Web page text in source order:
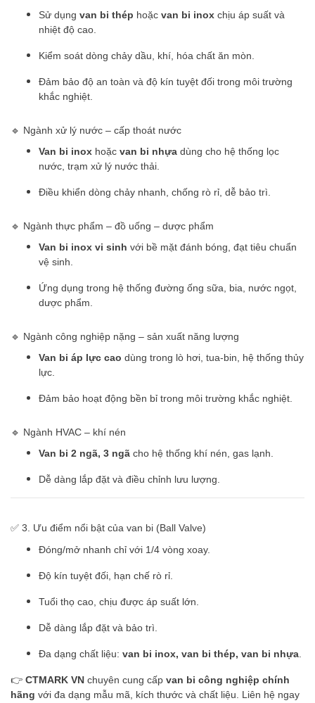
Sử dụng van bi thép hoặc van bi inox chịu áp suất và
nhiệt độ cao.
Kiểm soát dòng chảy dầu, khí, hóa chất ăn mòn.
Đảm bảo độ an toàn và độ kín tuyệt đối trong môi trường
khắc nghiệt.
🔹 Ngành xử lý nước – cấp thoát nước
Van bi inox hoặc van bi nhựa dùng cho hệ thống lọc
nước, trạm xử lý nước thải.
Điều khiển dòng chảy nhanh, chống rò rỉ, dễ bảo trì.
🔹 Ngành thực phẩm – đồ uống – dược phẩm
Van bi inox vi sinh với bề mặt đánh bóng, đạt tiêu chuẩn
vệ sinh.
Ứng dụng trong hệ thống đường ống sữa, bia, nước ngọt,
dược phẩm.
🔹 Ngành công nghiệp nặng – sản xuất năng lượng
Van bi áp lực cao dùng trong lò hơi, tua-bin, hệ thống thủy
lực.
Đảm bảo hoạt động bền bỉ trong môi trường khắc nghiệt.
🔹 Ngành HVAC – khí nén
Van bi 2 ngã, 3 ngã cho hệ thống khí nén, gas lạnh.
Dễ dàng lắp đặt và điều chỉnh lưu lượng.
✅ 3. Ưu điểm nổi bật của van bi (Ball Valve)
Đóng/mở nhanh chỉ với 1/4 vòng xoay.
Độ kín tuyệt đối, hạn chế rò rỉ.
Tuổi thọ cao, chịu được áp suất lớn.
Dễ dàng lắp đặt và bảo trì.
Đa dạng chất liệu: van bi inox, van bi thép, van bi nhựa
👉 CTMARK VN chuyên cung cấp van bi công nghiệp chính
hãng với đa dạng mẫu mã, kích thước và chất liệu. Liên hệ ngay